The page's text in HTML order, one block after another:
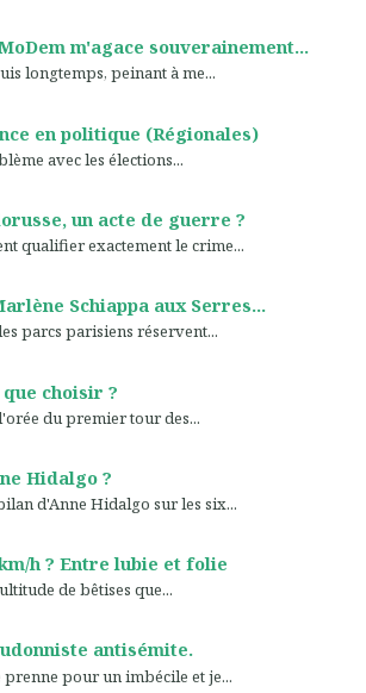
m'agace souverainement...
longtemps, peinant à me...
en politique (Régionales)
avec les élections...
un acte de guerre ?
qualifier exactement le crime...
Schiappa aux Serres...
parcs parisiens réservent...
que choisir ?
du premier tour des...
Hidalgo ?
d'Anne Hidalgo sur les six...
h ? Entre lubie et folie
de bêtises que...
antisémite.
prenne pour un imbécile et je...